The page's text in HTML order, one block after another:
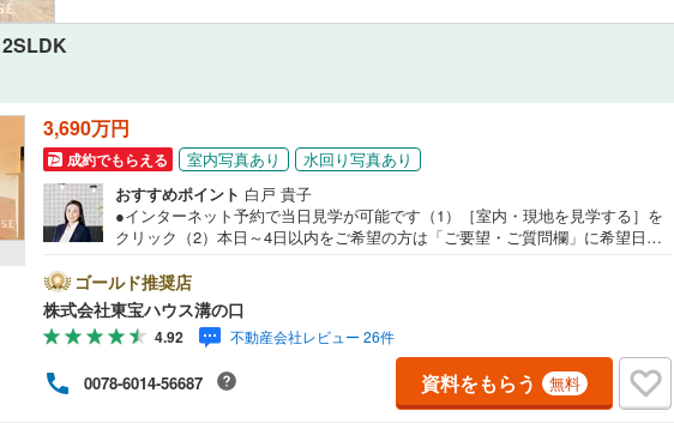
3,690万円
成約でもらえる 室内写真あり
水回り写真あり
おすすめポイント 白戸 貴子
●インターネット予約で当日見学が可能です（1）［室内・現地を見学する］を
クリック（2）本日～4日以内をご希望の方は「ご要望・ご質問欄」に希望日時
【Yahoo！ 不動産キャンペーン対象店舗】当店で物件を成約するとPayPayポイ
ントがもらえる「Yahoo！不動産 物件ご成約キャンペーン」の対象になりま
す。「資料をもらう」「見学予約をする」ボタンからお問い合わせください。※
必ずYahoo！ JAPAN IDでログインしてください。※PayPayポイントは出金と
譲渡はできません。たくさんのお客様からのお言葉に感謝してこれからも楽し
く素敵なお家探しをお約束します。お家探しを始めてみようと思われたらまず
は、お気軽に東宝ハウス溝の口に相談してみませんか？何も決まっていなくて
ゴールド推奨店
株式会社東宝ハウス溝の口
4.92 不動産会社レビュー 26件
0078-6014-56687 資料をもらう 無料